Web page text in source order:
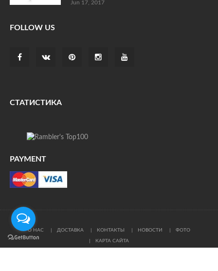
Jun 17, 2017
FOLLOW US
СТАТИСТИКА
PAYMENT
О НАС ДОСТАВКА КОНТАКТЫ НОВОСТИ ФОТО
КАРТА САЙТА